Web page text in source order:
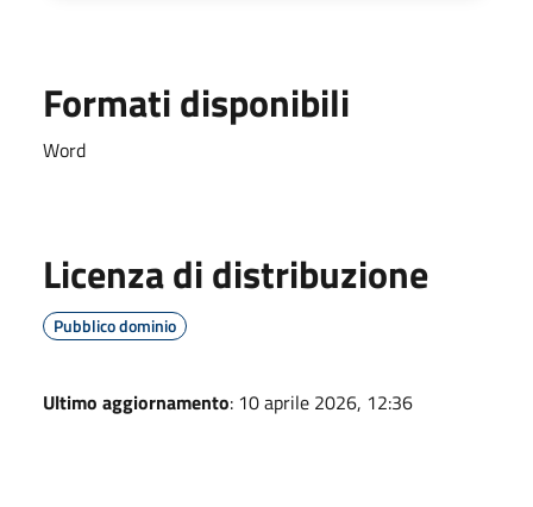
Formati disponibili
Word
Licenza di distribuzione
Pubblico dominio
Ultimo aggiornamento: 10 aprile 2026, 12:36